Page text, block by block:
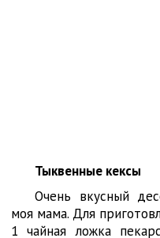
Тыквенные кексы
Очень вкусный
моя мама. Для
1 чайная ложка